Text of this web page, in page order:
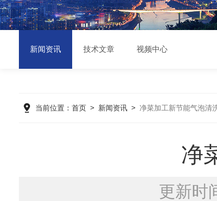
新闻资讯 技术文章 视频中心
当前位置： 首页 > 新闻资讯 > 净菜加工新节能气泡清
净
更新时